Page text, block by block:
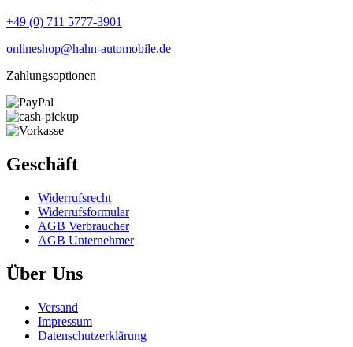
+49 (0) 711 5777-3901
onlineshop@hahn-automobile.de
Zahlungsoptionen
Geschäft
Widerrufs­recht
Widerrufs­formular
AGB Verbraucher
AGB Unternehmer
Über Uns
Versand
Impressum
Daten­schutz­erklärung